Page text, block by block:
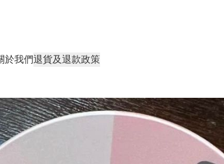
於我們退貨及退款政策